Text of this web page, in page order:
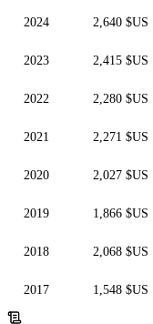
2024 2,640 $US
2023 2,415 $US
2022 2,280 $US
2021 2,271 $US
2020 2,027 $US
2019 1,866 $US
2018 2,068 $US
2017 1,548 $US